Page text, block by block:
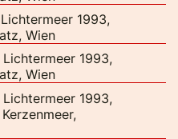
1993,
Wien
1993,
Wien
1993,